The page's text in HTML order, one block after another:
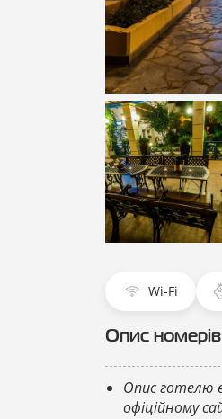
Показати всі
Wi-Fi
Опис номерів
Опис готелю
офіційному